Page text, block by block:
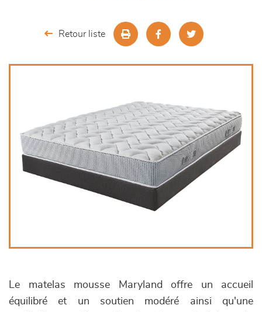
Retour liste
Le matelas mousse Maryland offre un accueil
équilibré et un soutien modéré ainsi qu'une